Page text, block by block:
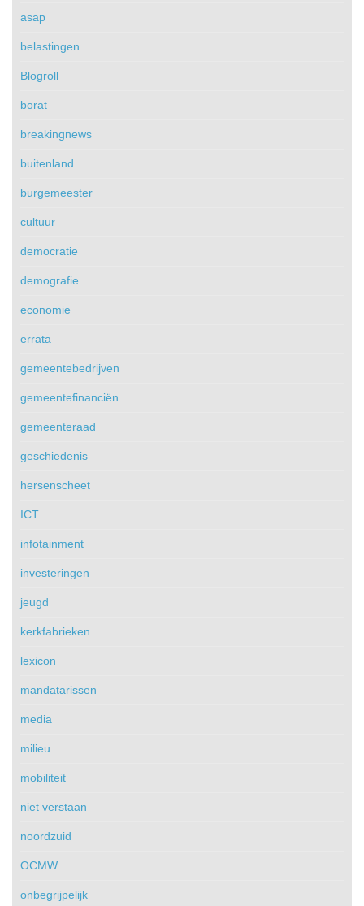
asap
belastingen
Blogroll
borat
breakingnews
buitenland
burgemeester
cultuur
democratie
demografie
economie
errata
gemeentebedrijven
gemeentefinanciën
gemeenteraad
geschiedenis
hersenscheet
ICT
infotainment
investeringen
jeugd
kerkfabrieken
lexicon
mandatarissen
media
milieu
mobiliteit
niet verstaan
noordzuid
OCMW
onbegrijpelijk